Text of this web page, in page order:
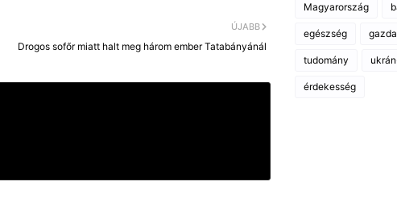
ÚJABB
Drogos sofőr miatt halt meg három ember Tatabányánál
Magyarország
egészség
tudomány
érdekesség